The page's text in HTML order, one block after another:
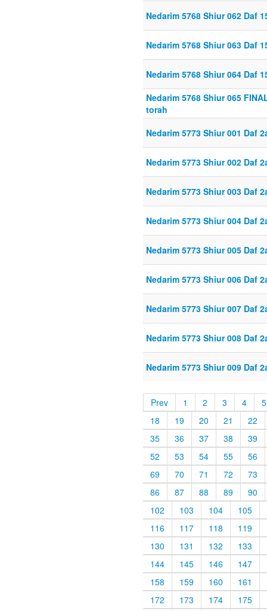
Nedarim 5768 Shiur 062 Daf
Nedarim 5768 Shiur 063 Daf
Nedarim 5768 Shiur 064 Daf
Nedarim 5768 Shiur 065
torah
Nedarim 5773 Shiur 001 Daf
Nedarim 5773 Shiur 002 Daf
Nedarim 5773 Shiur 003 Daf
Nedarim 5773 Shiur 004 Daf
Nedarim 5773 Shiur 005 Daf
Nedarim 5773 Shiur 006 Daf
Nedarim 5773 Shiur 007 Daf
Nedarim 5773 Shiur 008 Daf
Nedarim 5773 Shiur 009 Daf
Prev 1 2 3 4
5
18
19 20 21
22
35
36 37 38
39
52
53 54 55
56
69
70 71 72
73
86
87 88 89
90
102
103 104
105
116
117 118
119
130
131 132
133
144
145 146
147
158
159 160
161
172
173 174
175